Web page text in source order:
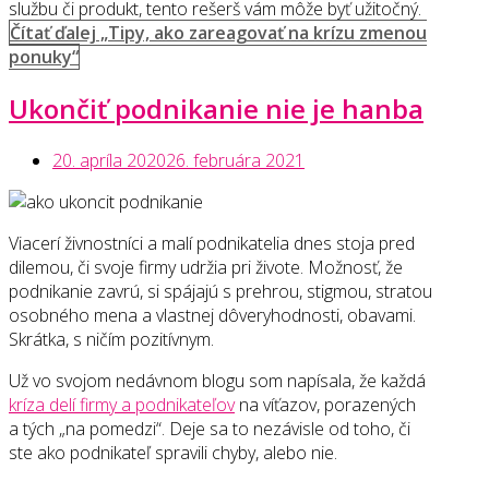
službu či produkt, tento rešerš vám môže byť užitočný.
Čítať ďalej „Tipy, ako zareagovať na krízu zmenou
ponuky“
Ukončiť podnikanie nie je hanba
20. apríla 202026. februára 2021
Viacerí živnostníci a malí podnikatelia dnes stoja pred
dilemou, či svoje firmy udržia pri živote. Možnosť, že
podnikanie zavrú, si spájajú s prehrou, stigmou, stratou
osobného mena a vlastnej dôveryhodnosti, obavami.
Skrátka, s ničím pozitívnym.
Už vo svojom nedávnom blogu som napísala, že každá
kríza delí firmy a podnikateľovna víťazov, porazených
a tých „na pomedzi“. Deje sa to nezávisle od toho, či
ste ako podnikateľ spravili chyby, alebo nie.